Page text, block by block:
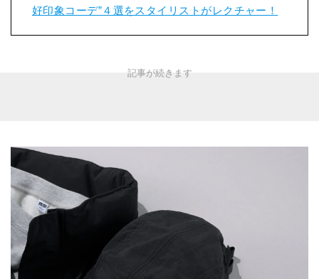
好印象コーデ”４選をスタイリストがレクチャー！